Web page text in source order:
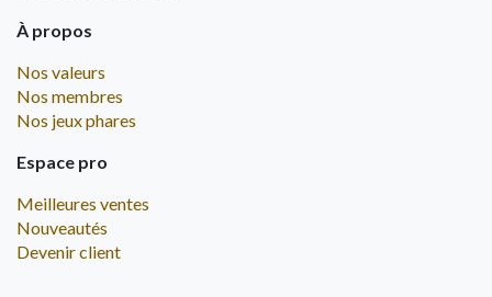
À propos
Nos valeurs
Nos membres
Nos jeux phares
Espace pro
Meilleures ventes
Nouveautés
Devenir client